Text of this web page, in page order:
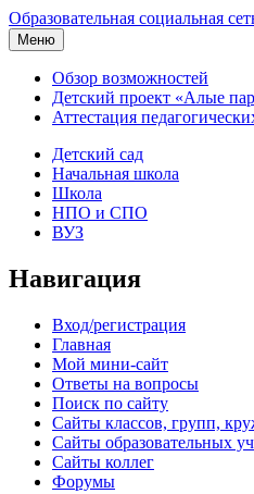
Образовательная социальная
Меню
Обзор возможностей
Детский проект «Алые
Аттестация
Детский сад
Начальная школа
Школа
НПО и СПО
ВУЗ
Навигация
Вход/регистрация
Главная
Мой мини-сайт
Ответы на вопросы
Поиск по сайту
Сайты классов, групп,
Сайты образовательных
Сайты коллег
Форумы